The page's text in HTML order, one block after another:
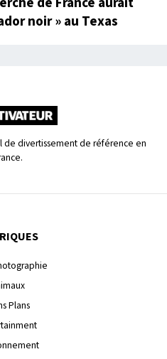
noir » au Texas
de divertissement de référence en
Plans